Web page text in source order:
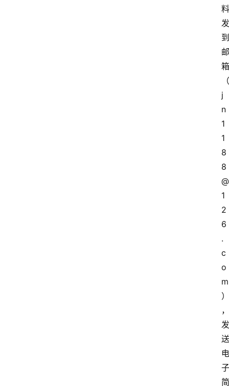
料
发
到
邮
箱
（
j
n
1
1
8
8
@
1
2
6
.
c
o
m
）
，
发
送
电
子
简